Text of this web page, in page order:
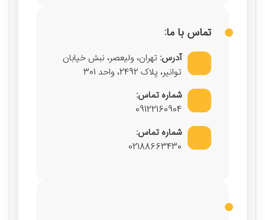
تماس با ما:
آدرس: تهران، ولیعصر، نبش خیابان
توانیر، پلاک 2492، واحد 301
شماره تماس:
09122160904
شماره تماس:
02188663430